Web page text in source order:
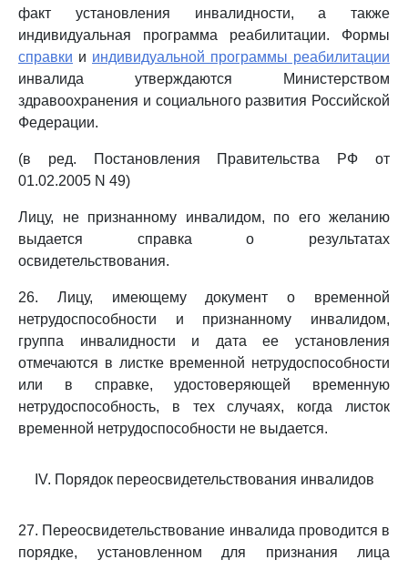
факт установления инвалидности, а также
индивидуальная программа реабилитации. Формы
справки и индивидуальной программы реабилитации
инвалида утверждаются Министерством
здравоохранения и социального развития Российской
Федерации.
(в ред. Постановления Правительства РФ от
01.02.2005 N 49)
Лицу, не признанному инвалидом, по его желанию
выдается справка о результатах
освидетельствования.
26. Лицу, имеющему документ о временной
нетрудоспособности и признанному инвалидом,
группа инвалидности и дата ее установления
отмечаются в листке временной нетрудоспособности
или в справке, удостоверяющей временную
нетрудоспособность, в тех случаях, когда листок
временной нетрудоспособности не выдается.
IV. Порядок переосвидетельствования инвалидов
27. Переосвидетельствование инвалида проводится в
порядке, установленном для признания лица